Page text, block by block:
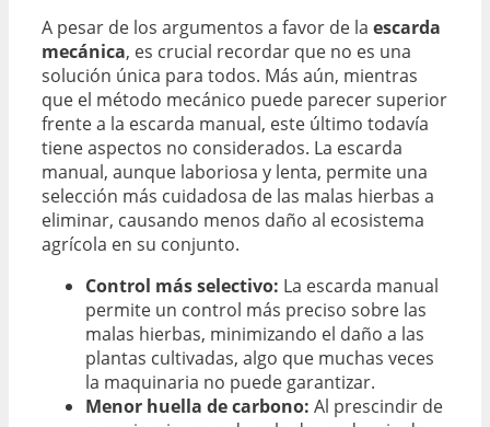
A pesar de los argumentos a favor de la escarda
mecánica, es crucial recordar que no es una
solución única para todos. Más aún, mientras
que el método mecánico puede parecer superior
frente a la escarda manual, este último todavía
tiene aspectos no considerados. La escarda
manual, aunque laboriosa y lenta, permite una
selección más cuidadosa de las malas hierbas a
eliminar, causando menos daño al ecosistema
agrícola en su conjunto.
Control más selectivo: La escarda manual
permite un control más preciso sobre las
malas hierbas, minimizando el daño a las
plantas cultivadas, algo que muchas veces
la maquinaria no puede garantizar.
Menor huella de carbono: Al prescindir de